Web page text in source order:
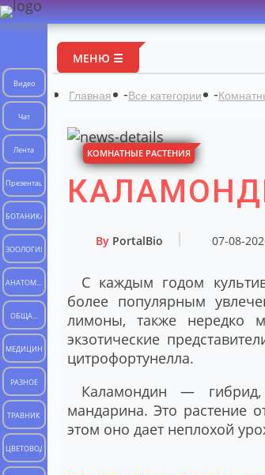
Видео
Чат
Лента
Презентации
БОТАНИКА
ЗООЛОГИЯ
АНАТОМИЯ
ЧЕЛОВЕКА
ОБЩАЯ
БИОЛОГИЯ
МЕДИЦИНА
РАЗНОЕ
ТРАВНИК
ЦВЕТОВОД
МЕНЮ ☰
Главная -Все категории -
КОМНАТНЫЕ РАСТЕНИЯ
ByPortalBio 07-08-
С каждым годом
более популярным
лимоны, также нередко
экзотические
цитрофортунелла.
Каламондин — гибрид,
мандарина. Это растение
этом оно дает неплохой